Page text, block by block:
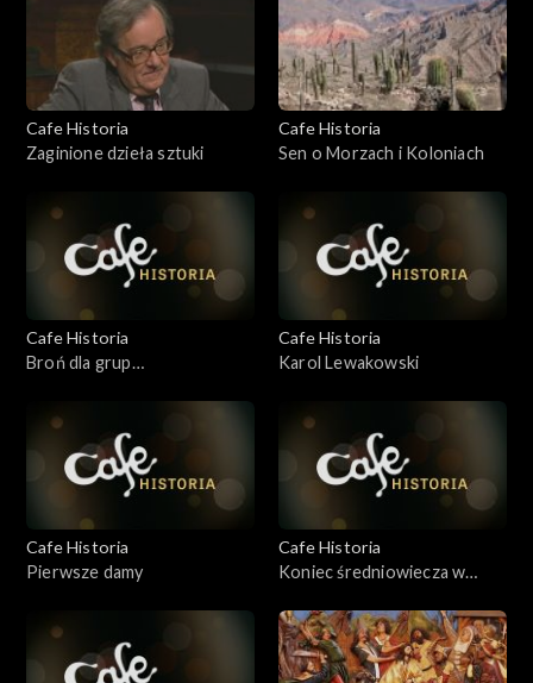
Cafe Historia
Zaginione dzieła sztuki
Cafe Historia
Sen o Morzach i Koloniach
Cafe Historia
Broń dla grup
Cafe Historia
Karol Lewakowski
Cafe Historia
Pierwsze damy
Cafe Historia
Koniec średniowiecza w